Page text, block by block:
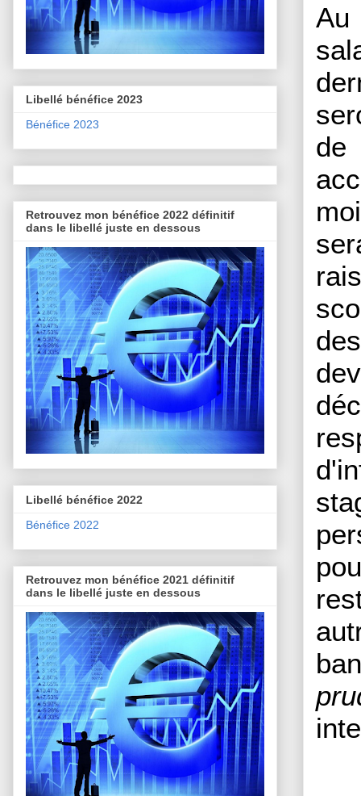
Au
de
Libellé bénéfice 2023
Bénéfice 2023
Retrouvez mon bénéfice 2022 définitif
dans le libellé juste en dessous
Libellé bénéfice 2022
Bénéfice 2022
Retrouvez mon bénéfice 2021 définitif
dans le libellé juste en dessous